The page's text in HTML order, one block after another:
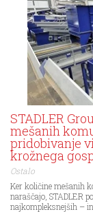
STADLER
mešanih
pridobivanje
krožnega
Ostalo
Ker količine mešanih
naraščajo, STADLER
najkompleksnejših –